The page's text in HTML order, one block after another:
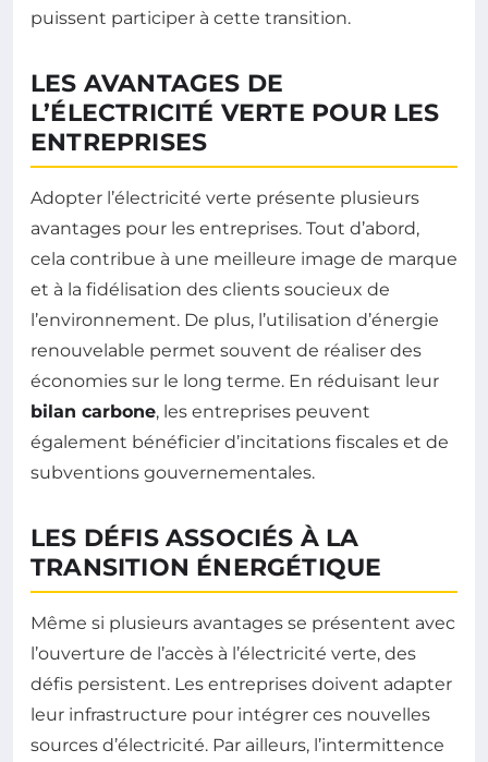
puissent participer à cette transition.
LES AVANTAGES DE
L’ÉLECTRICITÉ VERTE POUR LES
ENTREPRISES
Adopter l’électricité verte présente plusieurs
avantages pour les entreprises. Tout d’abord,
cela contribue à une meilleure image de marque
et à la fidélisation des clients soucieux de
l’environnement. De plus, l’utilisation d’énergie
renouvelable permet souvent de réaliser des
économies sur le long terme. En réduisant leur
bilan carbone, les entreprises peuvent
également bénéficier d’incitations fiscales et de
subventions gouvernementales.
LES DÉFIS ASSOCIÉS À LA
TRANSITION ÉNERGÉTIQUE
Même si plusieurs avantages se présentent avec
l’ouverture de l’accès à l’électricité verte, des
défis persistent. Les entreprises doivent adapter
leur infrastructure pour intégrer ces nouvelles
sources d’électricité. Par ailleurs, l’intermittence